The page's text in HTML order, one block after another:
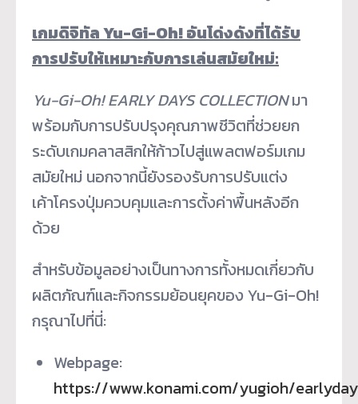
เกมดิจิทัลYu-Gi-Oh!อันโด่งดังที่ได้รับ
การปรับให้เหมาะกับการเล่นสมัยใหม่:
Yu-Gi-Oh! EARLY DAYS COLLECTIONมา
พร้อมกับการปรับปรุงคุณภาพชีวิตที่ช่วยยก
ระดับเกมคลาสสิกให้ก้าวไปสู่แพลตฟอร์มเกม
สมัยใหม่ นอกจากนี้ยังรองรับการปรับแต่ง
เค้าโครงปุ่มควบคุมและการตั้งค่าพื้นหลังอีก
ด้วย
สำหรับข้อมูลอย่างเป็นทางการทั้งหมดเกี่ยวกับ
ผลิตภัณฑ์และกิจกรรมย้อนยุคของ Yu-Gi-Oh!
กรุณาไปที่นี่:
Webpage:
https://www.konami.com/yugioh/